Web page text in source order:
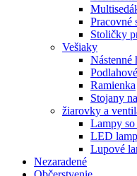
Pracovné
Stoličky
Vešiaky
Nástenné
Ramienka
Stojany
žiarovky a
Lampy
LED
Lupové
Nezaradené